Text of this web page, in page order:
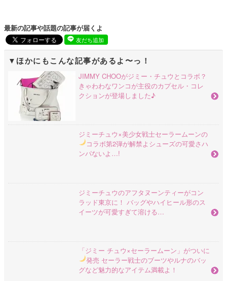
最新の記事や話題の記事が届くよ
友だち追加
ほかにもこんな記事があるよ〜っ！
JIMMY CHOOがジミー・チュウとコラボ？
きゃわわなワンコが主役のカプセル・コレ
クションが登場しました♪
ジミーチュウ×美少女戦士セーラームーンの
コラボ第2弾が解禁よ シューズの可愛さハ
ンパないよ…!
ジミーチュウのアフタヌーンティーがコン
ラッド東京に！ バッグやハイヒール形のス
イーツが可愛すぎて溶ける…
「ジミー チュウ×セーラームーン」がついに
発売 セーラー戦士のブーツやルナのバッ
グなど魅力的なアイテム満載よ！